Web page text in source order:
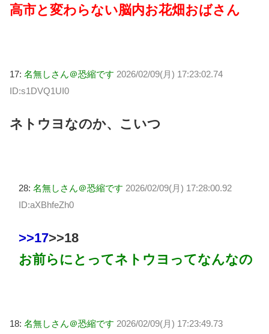
高市と変わらない脳内お花畑おばさん
17: 名無しさん＠恐縮です 2026/02/09(月) 17:23:02.74
ID:s1DVQ1UI0
ネトウヨなのか、こいつ
28: 名無しさん＠恐縮です 2026/02/09(月) 17:28:00.92
ID:aXBhfeZh0
>>17>>18
お前らにとってネトウヨってなんなの
18: 名無しさん＠恐縮です 2026/02/09(月) 17:23:49.73